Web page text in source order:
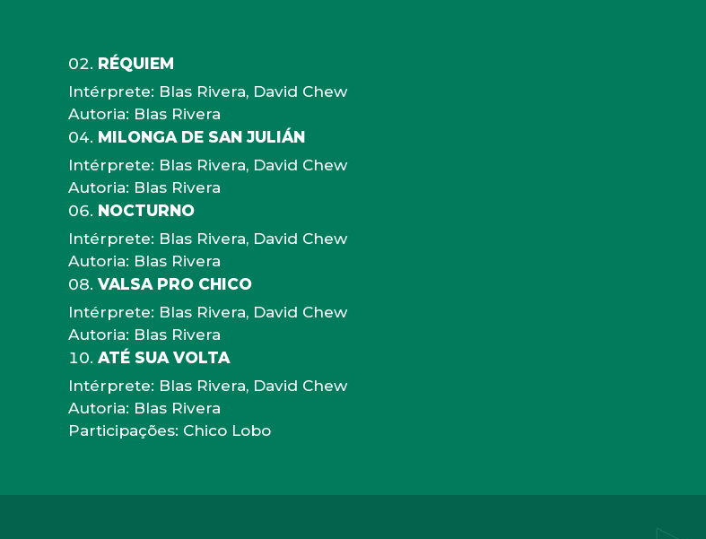
RÉQUIEM
Intérprete: Blas Rivera, David Chew
Autoria: Blas Rivera
MILONGA DE SAN JULIÁN
Intérprete: Blas Rivera, David Chew
Autoria: Blas Rivera
NOCTURNO
Intérprete: Blas Rivera, David Chew
Autoria: Blas Rivera
VALSA PRO CHICO
Intérprete: Blas Rivera, David Chew
Autoria: Blas Rivera
ATÉ SUA VOLTA
Intérprete: Blas Rivera, David Chew
Autoria: Blas Rivera
Participações: Chico Lobo